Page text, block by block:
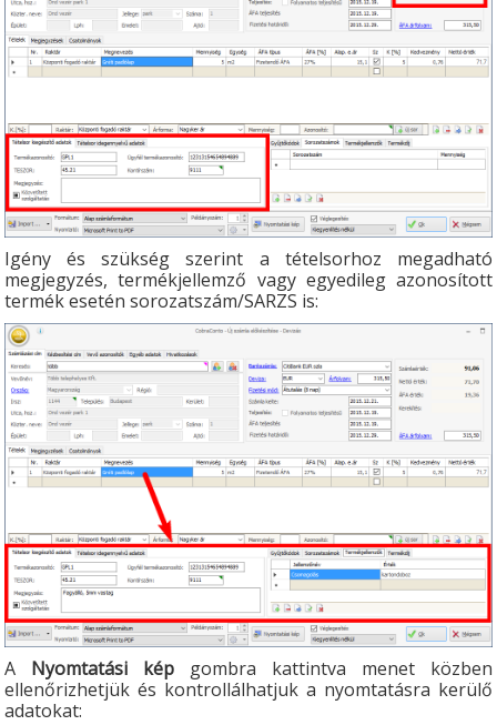
Igény és szükség szerint a tételsorhoz megadható
megjegyzés, termékjellemző vagy egyedileg azonosított
termék esetén sorozatszám/SARZS is:
A Nyomtatási kép gombra kattintva menet közben
ellenőrizhetjük és kontrollálhatjuk a nyomtatásra kerülő
adatokat: